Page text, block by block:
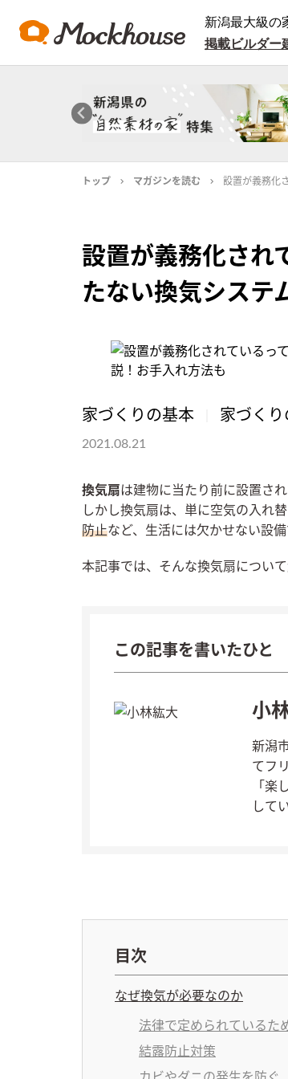
新潟最大級の
掲載ビルダー
トップ マガジンを読む 設置が義務化
設置が義務化され
たない換気システ
家づくりの基本 家づくり
2021.08.21
換気扇は建物に当たり前に設置さ
しかし換気扇は、単に空気の入れ替
防止など、生活には欠かせない設備
本記事では、そんな換気扇について
この記事を書いたひと
小
新潟
てフ
「楽
して
目次
なぜ換気が必要なのか
法律で定められているた
結露防止対策